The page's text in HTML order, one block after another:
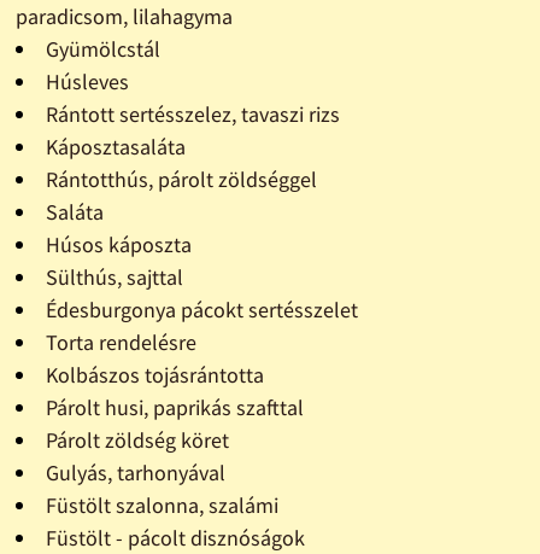
paradicsom, lilahagyma
Gyümölcstál
Húsleves
Rántott sertésszelez, tavaszi rizs
Káposztasaláta
Rántotthús, párolt zöldséggel
Saláta
Húsos káposzta
Sülthús, sajttal
Édesburgonya pácokt sertésszelet
Torta rendelésre
Kolbászos tojásrántotta
Párolt husi, paprikás szafttal
Párolt zöldség köret
Gulyás, tarhonyával
Füstölt szalonna, szalámi
Füstölt - pácolt disznóságok